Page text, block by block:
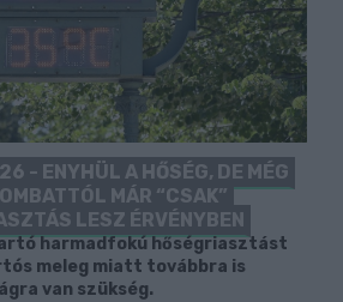
- ENYHÜL A HŐSÉG, DE MÉG
MÁR “CSAK”
LESZ ÉRVÉNYBEN
harmadfokú hőségriasztást
meleg miatt továbbra is
van szükség.